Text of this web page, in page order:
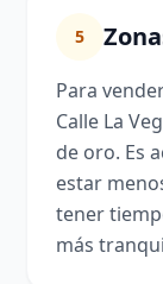
5
Para
Calle La
de oro. Es
estar
tener
más